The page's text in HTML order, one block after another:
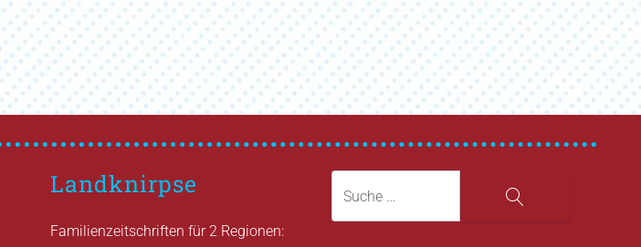
Landknirpse
Familienzeitschriften für 2 Regionen:
Suche
Suche